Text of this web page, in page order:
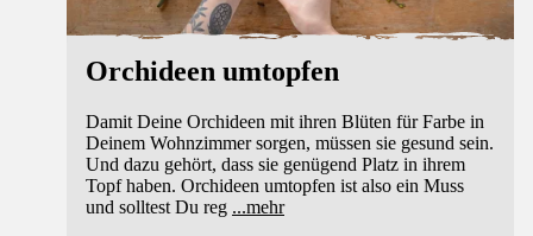
Orchideen umtopfen
Damit Deine Orchideen mit ihren Blüten für Farbe in
Deinem Wohnzimmer sorgen, müssen sie gesund sein.
Und dazu gehört, dass sie genügend Platz in ihrem
Topf haben. Orchideen umtopfen ist also ein Muss
und solltest Du reg ...mehr